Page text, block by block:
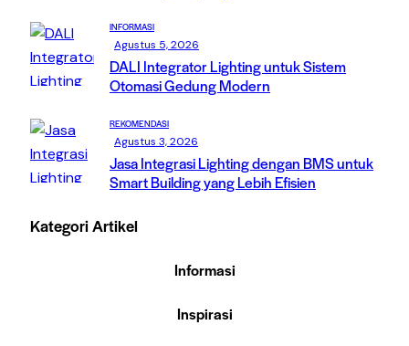
INFORMASI
Agustus 5, 2026
DALI Integrator Lighting untuk Sistem
Otomasi Gedung Modern
REKOMENDASI
Agustus 3, 2026
Jasa Integrasi Lighting dengan BMS untuk
Smart Building yang Lebih Efisien
Kategori Artikel
Informasi
Inspirasi